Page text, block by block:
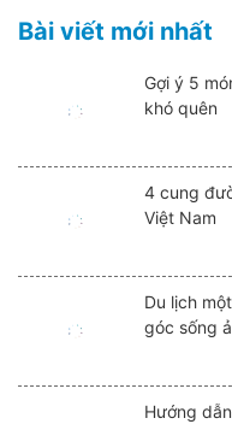
Bài viết mới nhất
Gợi ý 5
khó quên
4 cung
Việt Nam
Du lịch
góc sống
Hướng